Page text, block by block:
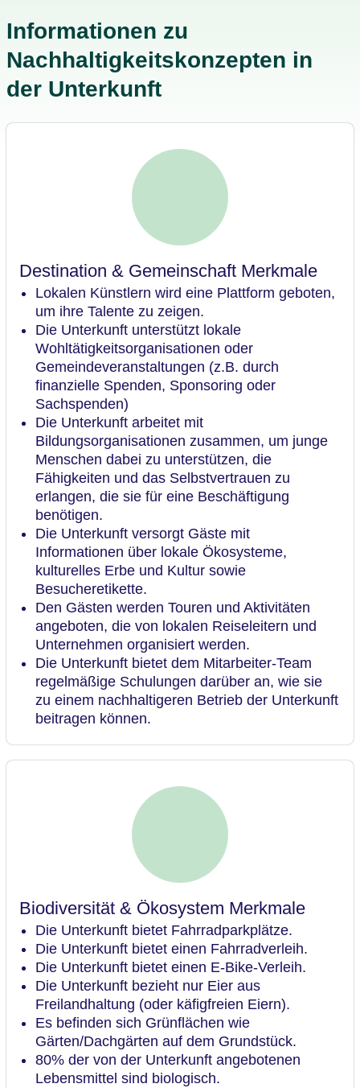
Informationen zu
Nachhaltigkeitskonzepten in
der Unterkunft
Destination & Gemeinschaft Merkmale
Lokalen Künstlern wird eine Plattform geboten,
um ihre Talente zu zeigen.
Die Unterkunft unterstützt lokale
Wohltätigkeitsorganisationen oder
Gemeindeveranstaltungen (z.B. durch
finanzielle Spenden, Sponsoring oder
Sachspenden)
Die Unterkunft arbeitet mit
Bildungsorganisationen zusammen, um junge
Menschen dabei zu unterstützen, die
Fähigkeiten und das Selbstvertrauen zu
erlangen, die sie für eine Beschäftigung
benötigen.
Die Unterkunft versorgt Gäste mit
Informationen über lokale Ökosysteme,
kulturelles Erbe und Kultur sowie
Besucheretikette.
Den Gästen werden Touren und Aktivitäten
angeboten, die von lokalen Reiseleitern und
Unternehmen organisiert werden.
Die Unterkunft bietet dem Mitarbeiter-Team
regelmäßige Schulungen darüber an, wie sie
zu einem nachhaltigeren Betrieb der Unterkunft
beitragen können.
Biodiversität & Ökosystem Merkmale
Die Unterkunft bietet Fahrradparkplätze.
Die Unterkunft bietet einen Fahrradverleih.
Die Unterkunft bietet einen E-Bike-Verleih.
Die Unterkunft bezieht nur Eier aus
Freilandhaltung (oder käfigfreien Eiern).
Es befinden sich Grünflächen wie
Gärten/Dachgärten auf dem Grundstück.
80% der von der Unterkunft angebotenen
Lebensmittel sind biologisch.